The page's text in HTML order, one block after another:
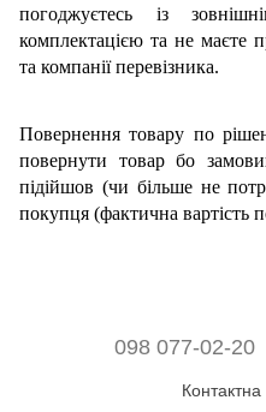
погоджуєтесь із
комплектацією та не маєте
та компанії перевізника.
Повернення товару по
повернути товар бо
підійшов (чи більше не
покупця (фактична вартість
098 077-02-20